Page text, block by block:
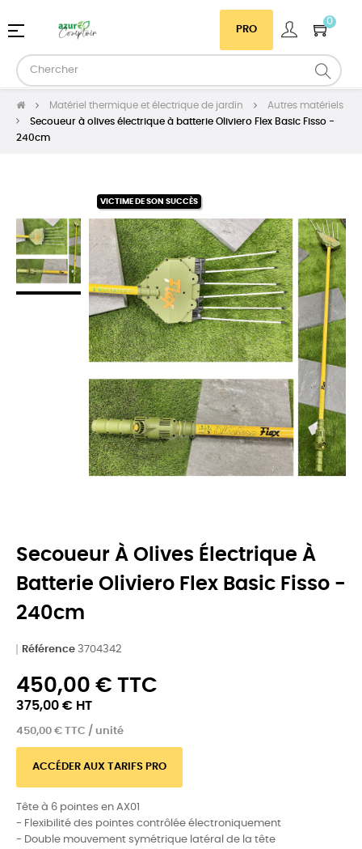
PRO
0
Basculer
navigation
☰
Matériel thermique et électrique de jardin
Autres matériels
Secoueur à olives électrique à batterie Oliviero Flex Basic Fisso -
240cm
VICTIME DE SON SUCCÈS
Secoueur À Olives Électrique À
Batterie Oliviero Flex Basic Fisso -
240cm
Référence 3704342
450,00 € TTC
375,00 € HT
450,00 € TTC / unité
ACCÉDER AUX TARIFS PRO
Tête à 6 pointes en AX01
- Flexibilité des pointes contrôlée électroniquement
- Double mouvement symétrique latéral de la tête